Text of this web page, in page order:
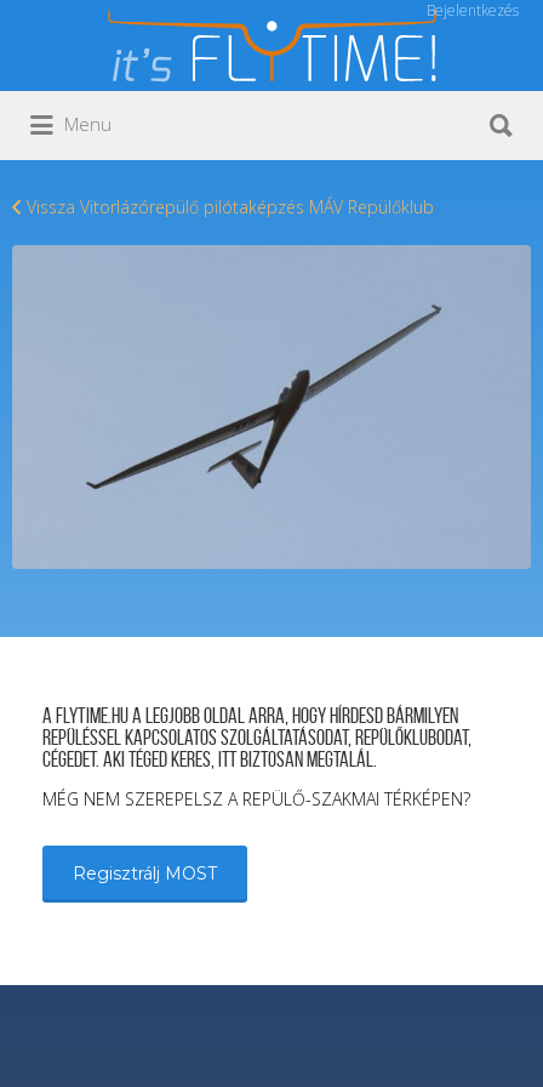
Bejelentkezés
Keresés:
Menu
Vissza Vitorlázórepülő pilótaképzés MÁV Repülőklub
A FLYTIME.HU a legjobb oldal arra, hogy hírdesd bármilyen
repüléssel kapcsolatos szolgáltatásodat, repülőklubodat,
cégedet. Aki téged keres, itt biztosan megtalál.
MÉG NEM SZEREPELSZ A REPÜLŐ-SZAKMAI TÉRKÉPEN?
Regisztrálj MOST